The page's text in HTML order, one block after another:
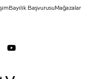
Bayilik BaşvurusuMağazalar